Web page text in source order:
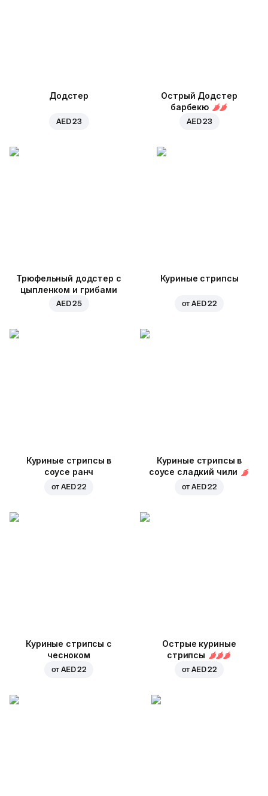
Додстер
AED 23
Острый Додстер
барбекю
AED 23
Трюфельный додстер с
цыпленком и грибами
AED 25
Куриные стрипсы
отAED 22
Куриные стрипсы в
соусе ранч
отAED 22
Куриные стрипсы в
соусе сладкий чили
отAED 22
Куриные стрипсы с
чесноком
отAED 22
Острые куриные
стрипсы
отAED 22